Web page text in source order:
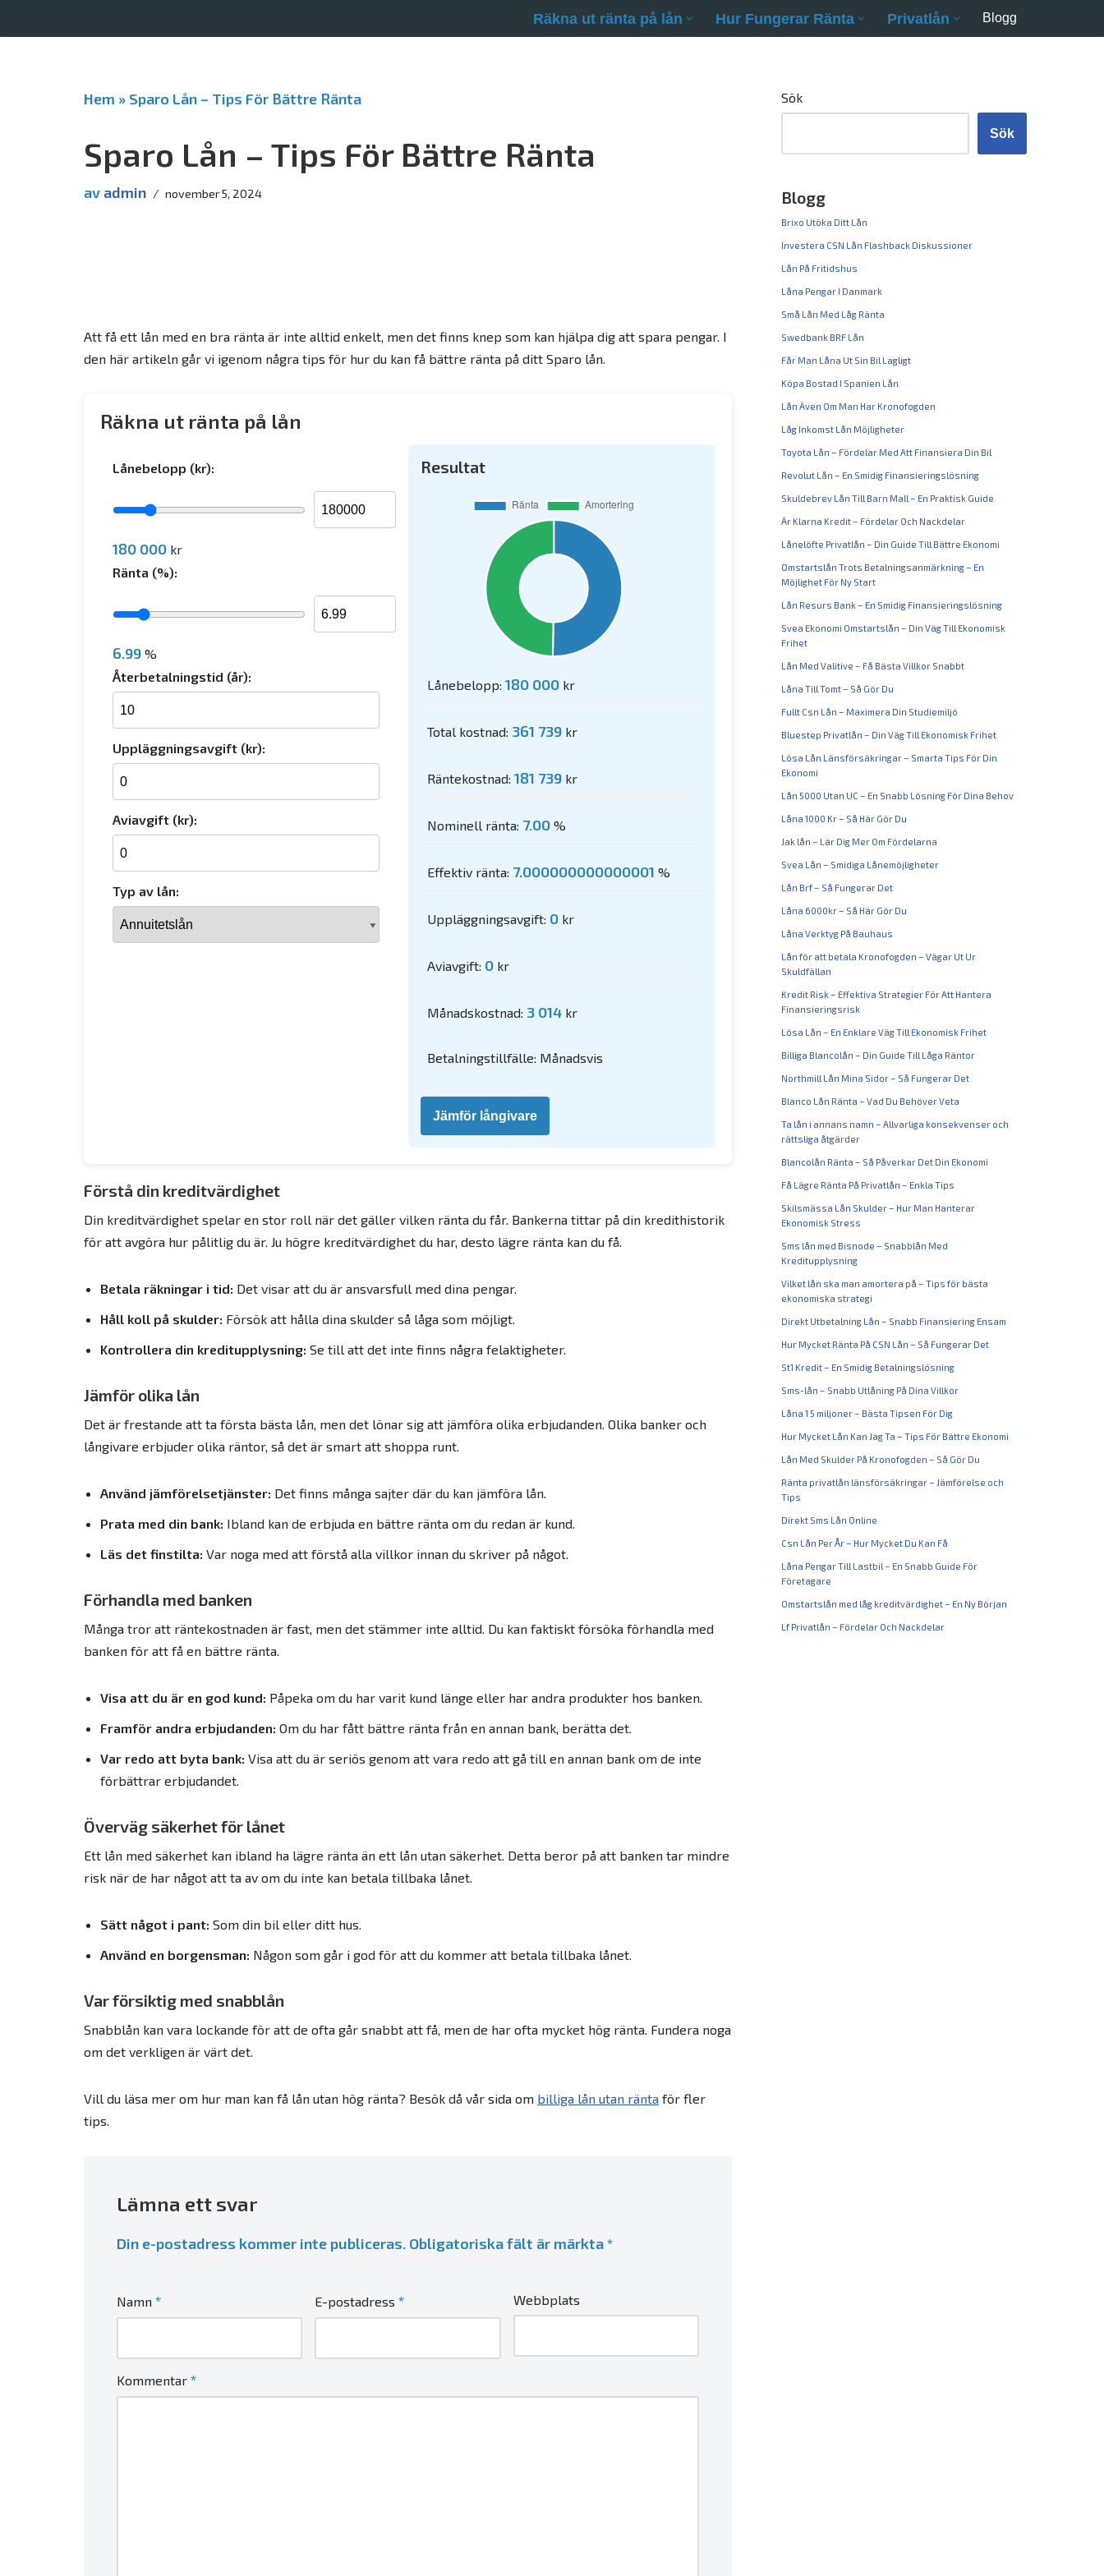
Räkna ut ränta på lån Hur Fungerar Ränta Privatlån Blogg
Hem » Sparo Lån – Tips För Bättre Ränta
Sparo Lån – Tips För Bättre Ränta
av admin november 5, 2024
Att få ett lån med en bra ränta är inte alltid enkelt, men det finns knep som kan hjälpa dig att spara pengar. I
den här artikeln går vi igenom några tips för hur du kan få bättre ränta på ditt Sparo lån.
Räkna ut ränta på lån
Lånebelopp (kr):
180 000 kr
Ränta (%):
6.99 %
Återbetalningstid (år):
Uppläggningsavgift (kr):
Aviavgift (kr):
Typ av lån:
Resultat
Lånebelopp: 180 000kr
Total kostnad: 361 739kr
Räntekostnad: 181 739kr
Nominell ränta: 7.00%
Effektiv ränta: 7.000000000000001 %
Uppläggningsavgift: 0kr
Aviavgift: 0kr
Månadskostnad: 3 014kr
Betalningstillfälle: Månadsvis
Jämför långivare
Förstå din kreditvärdighet
Din kreditvärdighet spelar en stor roll när det gäller vilken ränta du får. Bankerna tittar på din kredithistorik
för att avgöra hur pålitlig du är. Ju högre kreditvärdighet du har, desto lägre ränta kan du få.
Betala räkningar i tid: Det visar att du är ansvarsfull med dina pengar.
Håll koll på skulder: Försök att hålla dina skulder så låga som möjligt.
Kontrollera din kreditupplysning: Se till att det inte finns några felaktigheter.
Jämför olika lån
Det är frestande att ta första bästa lån, men det lönar sig att jämföra olika erbjudanden. Olika banker och
långivare erbjuder olika räntor, så det är smart att shoppa runt.
Använd jämförelsetjänster: Det finns många sajter där du kan jämföra lån.
Prata med din bank: Ibland kan de erbjuda en bättre ränta om du redan är kund.
Läs det finstilta: Var noga med att förstå alla villkor innan du skriver på något.
Förhandla med banken
Många tror att räntekostnaden är fast, men det stämmer inte alltid. Du kan faktiskt försöka förhandla med
banken för att få en bättre ränta.
Visa att du är en god kund: Påpeka om du har varit kund länge eller har andra produkter hos banken.
Framför andra erbjudanden: Om du har fått bättre ränta från en annan bank, berätta det.
Var redo att byta bank: Visa att du är seriös genom att vara redo att gå till en annan bank om de inte
förbättrar erbjudandet.
Överväg säkerhet för lånet
Ett lån med säkerhet kan ibland ha lägre ränta än ett lån utan säkerhet. Detta beror på att banken tar mindre
risk när de har något att ta av om du inte kan betala tillbaka lånet.
Sätt något i pant: Som din bil eller ditt hus.
Använd en borgensman: Någon som går i god för att du kommer att betala tillbaka lånet.
Var försiktig med snabblån
Snabblån kan vara lockande för att de ofta går snabbt att få, men de har ofta mycket hög ränta. Fundera noga
om det verkligen är värt det.
Vill du läsa mer om hur man kan få lån utan hög ränta? Besök då vår sida om billiga lån utan ränta för fler
tips.
Lämna ett svar
Din e-postadress kommer inte publiceras. Obligatoriska fält är märkta*
Namn * E-postadress* Webbplats
Kommentar *
Sök
Sök
Blogg
Brixo Utöka Ditt Lån
Investera CSN Lån Flashback Diskussioner
Lån På Fritidshus
Låna Pengar I Danmark
Små Lån Med Låg Ränta
Swedbank BRF Lån
Får Man Låna Ut Sin Bil Lagligt
Köpa Bostad I Spanien Lån
Lån Även Om Man Har Kronofogden
Låg Inkomst Lån Möjligheter
Toyota Lån – Fördelar Med Att Finansiera Din Bil
Revolut Lån – En Smidig Finansieringslösning
Skuldebrev Lån Till Barn Mall – En Praktisk Guide
Är Klarna Kredit – Fördelar Och Nackdelar
Lånelöfte Privatlån – Din Guide Till Bättre Ekonomi
Omstartslån Trots Betalningsanmärkning – En
Möjlighet För Ny Start
Lån Resurs Bank – En Smidig Finansieringslösning
Svea Ekonomi Omstartslån – Din Väg Till Ekonomisk
Frihet
Lån Med Valitive – Få Bästa Villkor Snabbt
Låna Till Tomt – Så Gör Du
Fullt Csn Lån – Maximera Din Studiemiljö
Bluestep Privatlån – Din Väg Till Ekonomisk Frihet
Lösa Lån Länsförsäkringar – Smarta Tips För Din
Ekonomi
Lån 5000 Utan UC – En Snabb Lösning För Dina Behov
Låna 1000 Kr – Så Här Gör Du
Jak lån – Lär Dig Mer Om Fördelarna
Svea Lån – Smidiga Lånemöjligheter
Lån Brf – Så Fungerar Det
Låna 6000kr – Så Här Gör Du
Låna Verktyg På Bauhaus
Lån för att betala Kronofogden – Vägar Ut Ur
Skuldfällan
Kredit Risk – Effektiva Strategier För Att Hantera
Finansieringsrisk
Lösa Lån – En Enklare Väg Till Ekonomisk Frihet
Billiga Blancolån – Din Guide Till Låga Räntor
Northmill Lån Mina Sidor – Så Fungerar Det
Blanco Lån Ränta – Vad Du Behöver Veta
Ta lån i annans namn – Allvarliga konsekvenser och
rättsliga åtgärder
Blancolån Ränta – Så Påverkar Det Din Ekonomi
Få Lägre Ränta På Privatlån – Enkla Tips
Skilsmässa Lån Skulder – Hur Man Hanterar
Ekonomisk Stress
Sms lån med Bisnode – Snabblån Med
Kreditupplysning
Vilket lån ska man amortera på – Tips för bästa
ekonomiska strategi
Direkt Utbetalning Lån – Snabb Finansiering Ensam
Hur Mycket Ränta På CSN Lån – Så Fungerar Det
St1 Kredit – En Smidig Betalningslösning
Sms-lån – Snabb Utlåning På Dina Villkor
Låna 1 5 miljoner – Bästa Tipsen För Dig
Hur Mycket Lån Kan Jag Ta – Tips För Bättre Ekonomi
Lån Med Skulder På Kronofogden – Så Gör Du
Ränta privatlån länsförsäkringar – Jämförelse och
Tips
Direkt Sms Lån Online
Csn Lån Per År – Hur Mycket Du Kan Få
Låna Pengar Till Lastbil – En Snabb Guide För
Företagare
Omstartslån med låg kreditvärdighet – En Ny Början
Lf Privatlån – Fördelar Och Nackdelar